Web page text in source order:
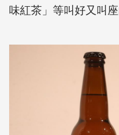
味紅茶」等叫好又叫座